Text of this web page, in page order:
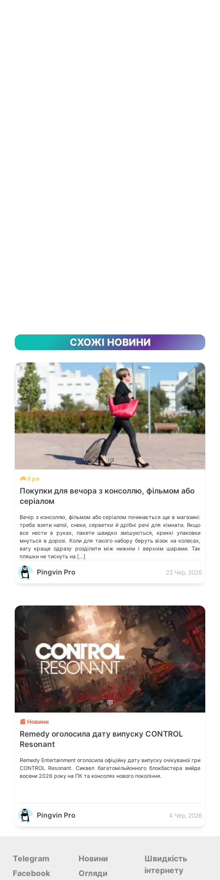
СХОЖІ НОВИНИ
💬
🎮 Ігри
Покупки для вечора з консоллю, фільмом або
серіалом
Вечір з консоллю, фільмом або серіалом починається ще в магазині:
треба взяти напої, снеки, серветки й дрібні речі для кімнати. Якщо
все нести в руках, пакети швидко змішуються, крихкі упаковки
мнуться в дорозі. Коли для такого набору беруть візок на колесах,
вагу краще одразу розділити між нижнім і верхнім шарами. Так
пляшки не тиснуть на […]
Pingvin Pro 22 Чер, 2026
💬
📰 Новини
Remedy оголосила дату випуску CONTROL
Resonant
Remedy Entertainment оголосила офіційну дату випуску очікуваної гри
CONTROL Resonant. Сиквел багатомільйонного блокбастера вийде
восени 2026 року на ПК та консолях нового покоління.
Pingvin Pro 4 Чер, 2026
Telegram
Facebook
Новини
Огляди
Швидкість
інтернету